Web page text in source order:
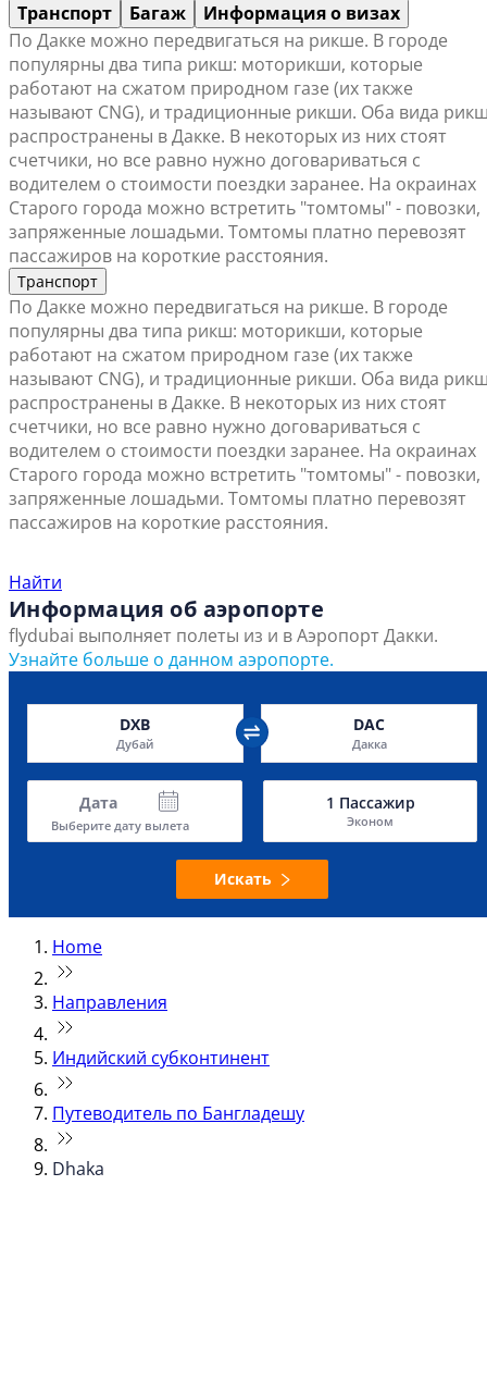
Транспорт Багаж
Информация о визах
По Дакке можно передвигаться на рикше. В городе
популярны два типа рикш: моторикши, которые
работают на сжатом природном газе (их также
называют CNG), и традиционные рикши. Оба вида
распространены в Дакке. В некоторых из них стоят
счетчики, но все равно нужно договариваться с
водителем о стоимости поездки заранее. На окраинах
Старого города можно встретить "томтомы" - повозки,
запряженные лошадьми. Томтомы платно перевозят
пассажиров на короткие расстояния.
Транспорт
По Дакке можно передвигаться на рикше. В городе
популярны два типа рикш: моторикши, которые
работают на сжатом природном газе (их также
называют CNG), и традиционные рикши. Оба вида
распространены в Дакке. В некоторых из них стоят
счетчики, но все равно нужно договариваться с
водителем о стоимости поездки заранее. На окраинах
Старого города можно встретить "томтомы" - повозки,
запряженные лошадьми. Томтомы платно перевозят
пассажиров на короткие расстояния.
Найти
Информация об аэропорте
flydubai выполняет полеты из и в Аэропорт Дакки.
Узнайте больше о данном аэропорте.
DXB
Дубай
DAC
Дакка
Дата
Выберите дату вылета
1 Пассажир
Эконом
Искать
Home
Направления
Индийский субконтинент
Путеводитель по Бангладешу
Dhaka